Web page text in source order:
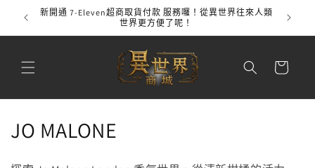
跳至內
容
新開通 7-Eleven超商取貨付款 服務囉！從異世界往來人類
世界更方便了呢！
物
商
品
JO MALONE